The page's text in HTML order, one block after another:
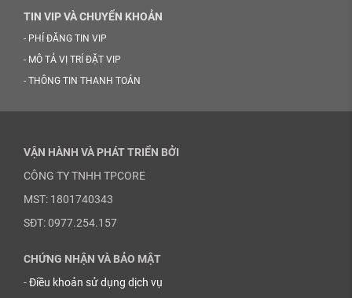
TIN VIP VÀ CHUYỂN KHOẢN
- PHÍ ĐĂNG TIN VIP
- MÔ TẢ VỊ TRÍ ĐẶT VIP
- THÔNG TIN THANH TOÁN
VẬN HÀNH VÀ PHÁT TRIỂN BỞI
CÔNG TY TNHH TPCORE
MST: 1801740343
SĐT: 0977.254.157
CHỨNG NHẬN VÀ BẢO MẬT
-Điều khoản sử dụng dịch vụ